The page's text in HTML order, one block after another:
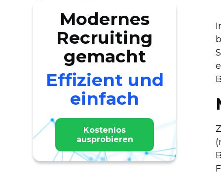
Modernes
Recruiting
gemacht
Effizient und
einfach
Kostenlos
ausprobieren